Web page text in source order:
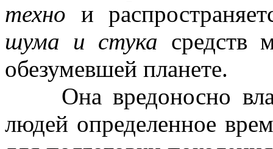
техно и
шума и стука средств
обезумевшей планете.
Она вредоносно
людей определенное